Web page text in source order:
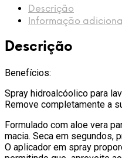
Descrição
Informação
Descrição
Benefícios:
Spray hidroalcóolico para
Remove completamente a
Formulado com aloe vera
macia. Seca em segundos,
O aplicador em spray